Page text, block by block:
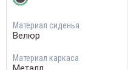
Материал сиденья
Велюр
Материал каркаса